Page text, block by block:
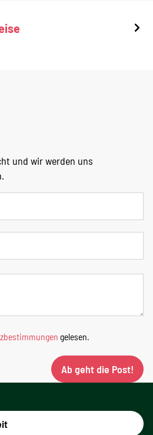
und wir werden uns
gelesen.
Ab geht die Post!